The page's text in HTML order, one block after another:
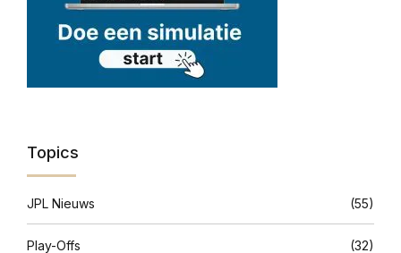
Topics
JPL Nieuws (55)
Play-Offs (32)